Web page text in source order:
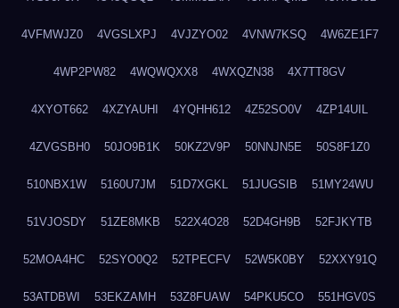
4VFMWJZ0 4VGSLXPJ 4VJZYO02 4VNW7KSQ 4W6ZE1F7
4WP2PW82 4WQWQXX8 4WXQZN38 4X7TT8GV
4XYOT662 4XZYAUHI 4YQHH612 4Z52SO0V 4ZP14UIL
4ZVGSBH0 50JO9B1K 50KZ2V9P 50NNJN5E 50S8F1Z0
510NBX1W 5160U7JM 51D7XGKL 51JUGSIB 51MY24WU
51VJOSDY 51ZE8MKB 522X4O28 52D4GH9B 52FJKYTB
52MOA4HC 52SYO0Q2 52TPECFV 52W5K0BY 52XXY91Q
53ATDBWI 53EKZAMH 53Z8FUAW 54PKU5CO 551HGV0S